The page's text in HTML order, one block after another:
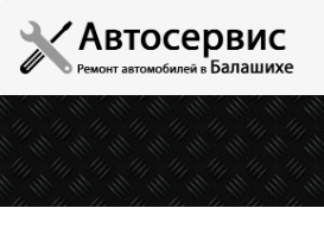
Главная
Услуги
Автозапчасти